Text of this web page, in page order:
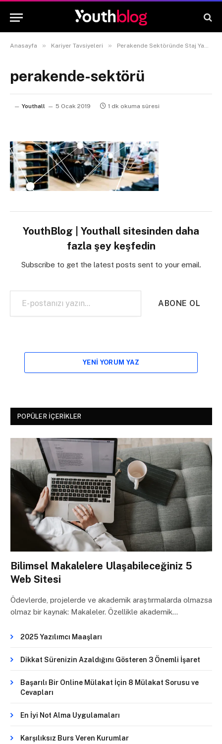
Anasayfa » Kariyer Tavsiyeleri » Perakende Sektöründe Staj Yapmak İçin 4 Neden! – Önyargılarını Yıkıyoruz.
perakende-sektörü
Youthall 5 Ocak 2019 1 dk okuma süresi
YouthBlog | Youthall sitesinden daha
fazla şey keşfedin
Subscribe to get the latest posts sent to your email.
E-postanızı yazın…
ABONE OL
YENI YORUM YAZ
POPÜLER İÇERIKLER
Bilimsel Makalelere Ulaşabileceğiniz 5
Web Sitesi
Ödevlerde, projelerde ve akademik araştırmalarda olmazsa
olmaz bir kaynak: Makaleler. Özellikle akademik…
2025 Yazılımcı Maaşları
Dikkat Sürenizin Azaldığını Gösteren 3 Önemli İşaret
Başarılı Bir Online Mülakat İçin 8 Mülakat Sorusu ve
Cevapları
En İyi Not Alma Uygulamaları
Karşılıksız Burs Veren Kurumlar